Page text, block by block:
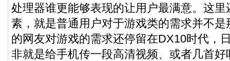
处理器谁更能够表现的让用户最满意。这
素，就是普通用户对于游戏类的需求并不
的网友对游戏的需求还停留在DX10时代，
非就是给手机传一段高清视频、或者几首